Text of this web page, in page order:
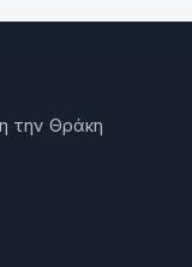
την Θράκη